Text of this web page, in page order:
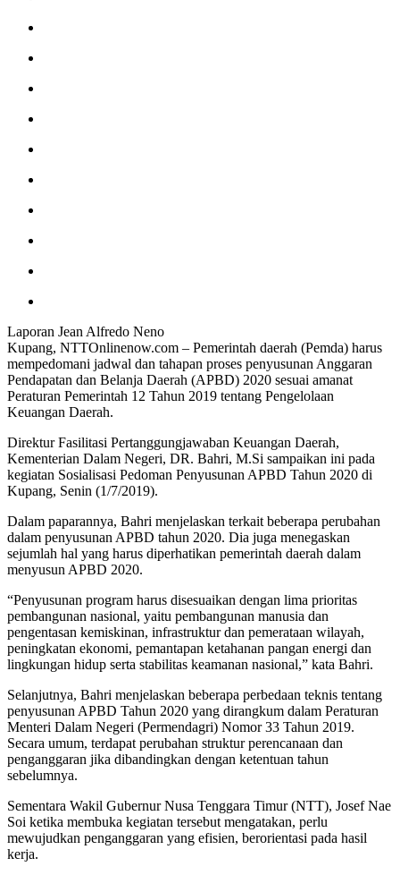
Laporan Jean Alfredo Neno
Kupang, NTTOnlinenow.com – Pemerintah daerah (Pemda) harus
mempedomani jadwal dan tahapan proses penyusunan Anggaran
Pendapatan dan Belanja Daerah (APBD) 2020 sesuai amanat
Peraturan Pemerintah 12 Tahun 2019 tentang Pengelolaan
Keuangan Daerah.
Direktur Fasilitasi Pertanggungjawaban Keuangan Daerah,
Kementerian Dalam Negeri, DR. Bahri, M.Si sampaikan ini pada
kegiatan Sosialisasi Pedoman Penyusunan APBD Tahun 2020 di
Kupang, Senin (1/7/2019).
Dalam paparannya, Bahri menjelaskan terkait beberapa perubahan
dalam penyusunan APBD tahun 2020. Dia juga menegaskan
sejumlah hal yang harus diperhatikan pemerintah daerah dalam
menyusun APBD 2020.
“Penyusunan program harus disesuaikan dengan lima prioritas
pembangunan nasional, yaitu pembangunan manusia dan
pengentasan kemiskinan, infrastruktur dan pemerataan wilayah,
peningkatan ekonomi, pemantapan ketahanan pangan energi dan
lingkungan hidup serta stabilitas keamanan nasional,” kata Bahri.
Selanjutnya, Bahri menjelaskan beberapa perbedaan teknis tentang
penyusunan APBD Tahun 2020 yang dirangkum dalam Peraturan
Menteri Dalam Negeri (Permendagri) Nomor 33 Tahun 2019.
Secara umum, terdapat perubahan struktur perencanaan dan
penganggaran jika dibandingkan dengan ketentuan tahun
sebelumnya.
Sementara Wakil Gubernur Nusa Tenggara Timur (NTT), Josef Nae
Soi ketika membuka kegiatan tersebut mengatakan, perlu
mewujudkan penganggaran yang efisien, berorientasi pada hasil
kerja.